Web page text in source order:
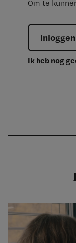
Om te
Inloggen
Ik heb nog